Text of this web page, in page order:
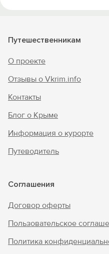
Путешественникам
О проекте
Отзывы о Vkrim.info
Контакты
Блог о Крыме
Информация о курорте
Путеводитель
Соглашения
Договор оферты
Пользовательское
Политика